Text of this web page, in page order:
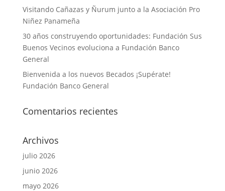
Visitando Cañazas y Ñurum junto a la Asociación Pro
Niñez Panameña
30 años construyendo oportunidades: Fundación Sus
Buenos Vecinos evoluciona a Fundación Banco
General
Bienvenida a los nuevos Becados ¡Supérate!
Fundación Banco General
Comentarios recientes
Archivos
julio 2026
junio 2026
mayo 2026